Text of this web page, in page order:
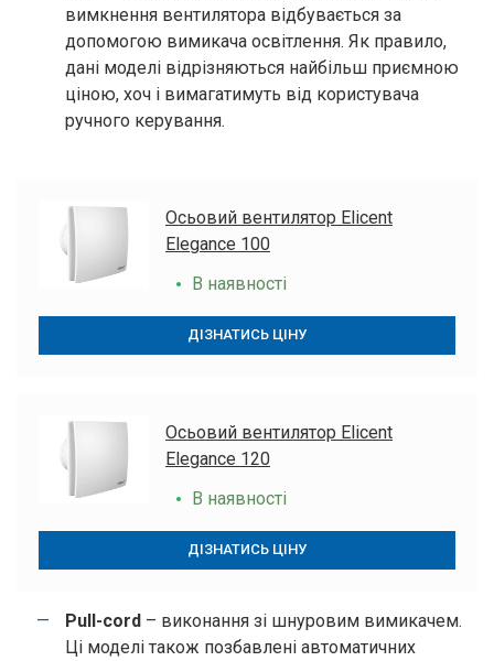
вимкнення вентилятора відбувається за
допомогою вимикача освітлення. Як правило,
дані моделі відрізняються найбільш приємною
ціною, хоч і вимагатимуть від користувача
ручного керування.
Осьовий вентилятор Elicent
Elegance 100
В наявності
ДІЗНАТИСЬ ЦІНУ
Осьовий вентилятор Elicent
Elegance 120
В наявності
ДІЗНАТИСЬ ЦІНУ
Pull-cord – виконання зі шнуровим вимикачем.
Ці моделі також позбавлені автоматичних